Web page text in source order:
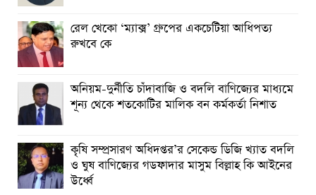
রেল খেকো ‘ম্যাক্স’ গ্রুপের একচেটিয়া আধিপত্য
রুখবে কে
অনিয়ম-দুর্নীতি চাঁদাবাজি ও বদলি বাণিজ্যের মাধ্যমে
শূন্য থেকে শতকোটির মালিক বন কর্মকর্তা নিশাত
কৃষি সম্প্রসারণ অধিদপ্তর’র সেকেন্ড ডিজি খ্যাত বদলি
ও ঘুষ বাণিজ্যের গডফাদার মাসুম বিল্লাহ কি আইনের
উর্ধ্বে